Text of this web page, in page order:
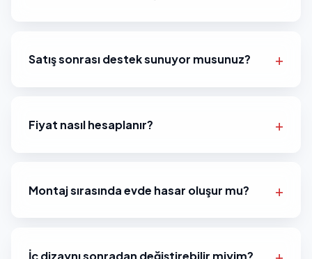
Satış sonrası destek sunuyor musunuz?
Fiyat nasıl hesaplanır?
Montaj sırasında evde hasar oluşur mu?
İç dizaynı sonradan değiştirebilir miyim?